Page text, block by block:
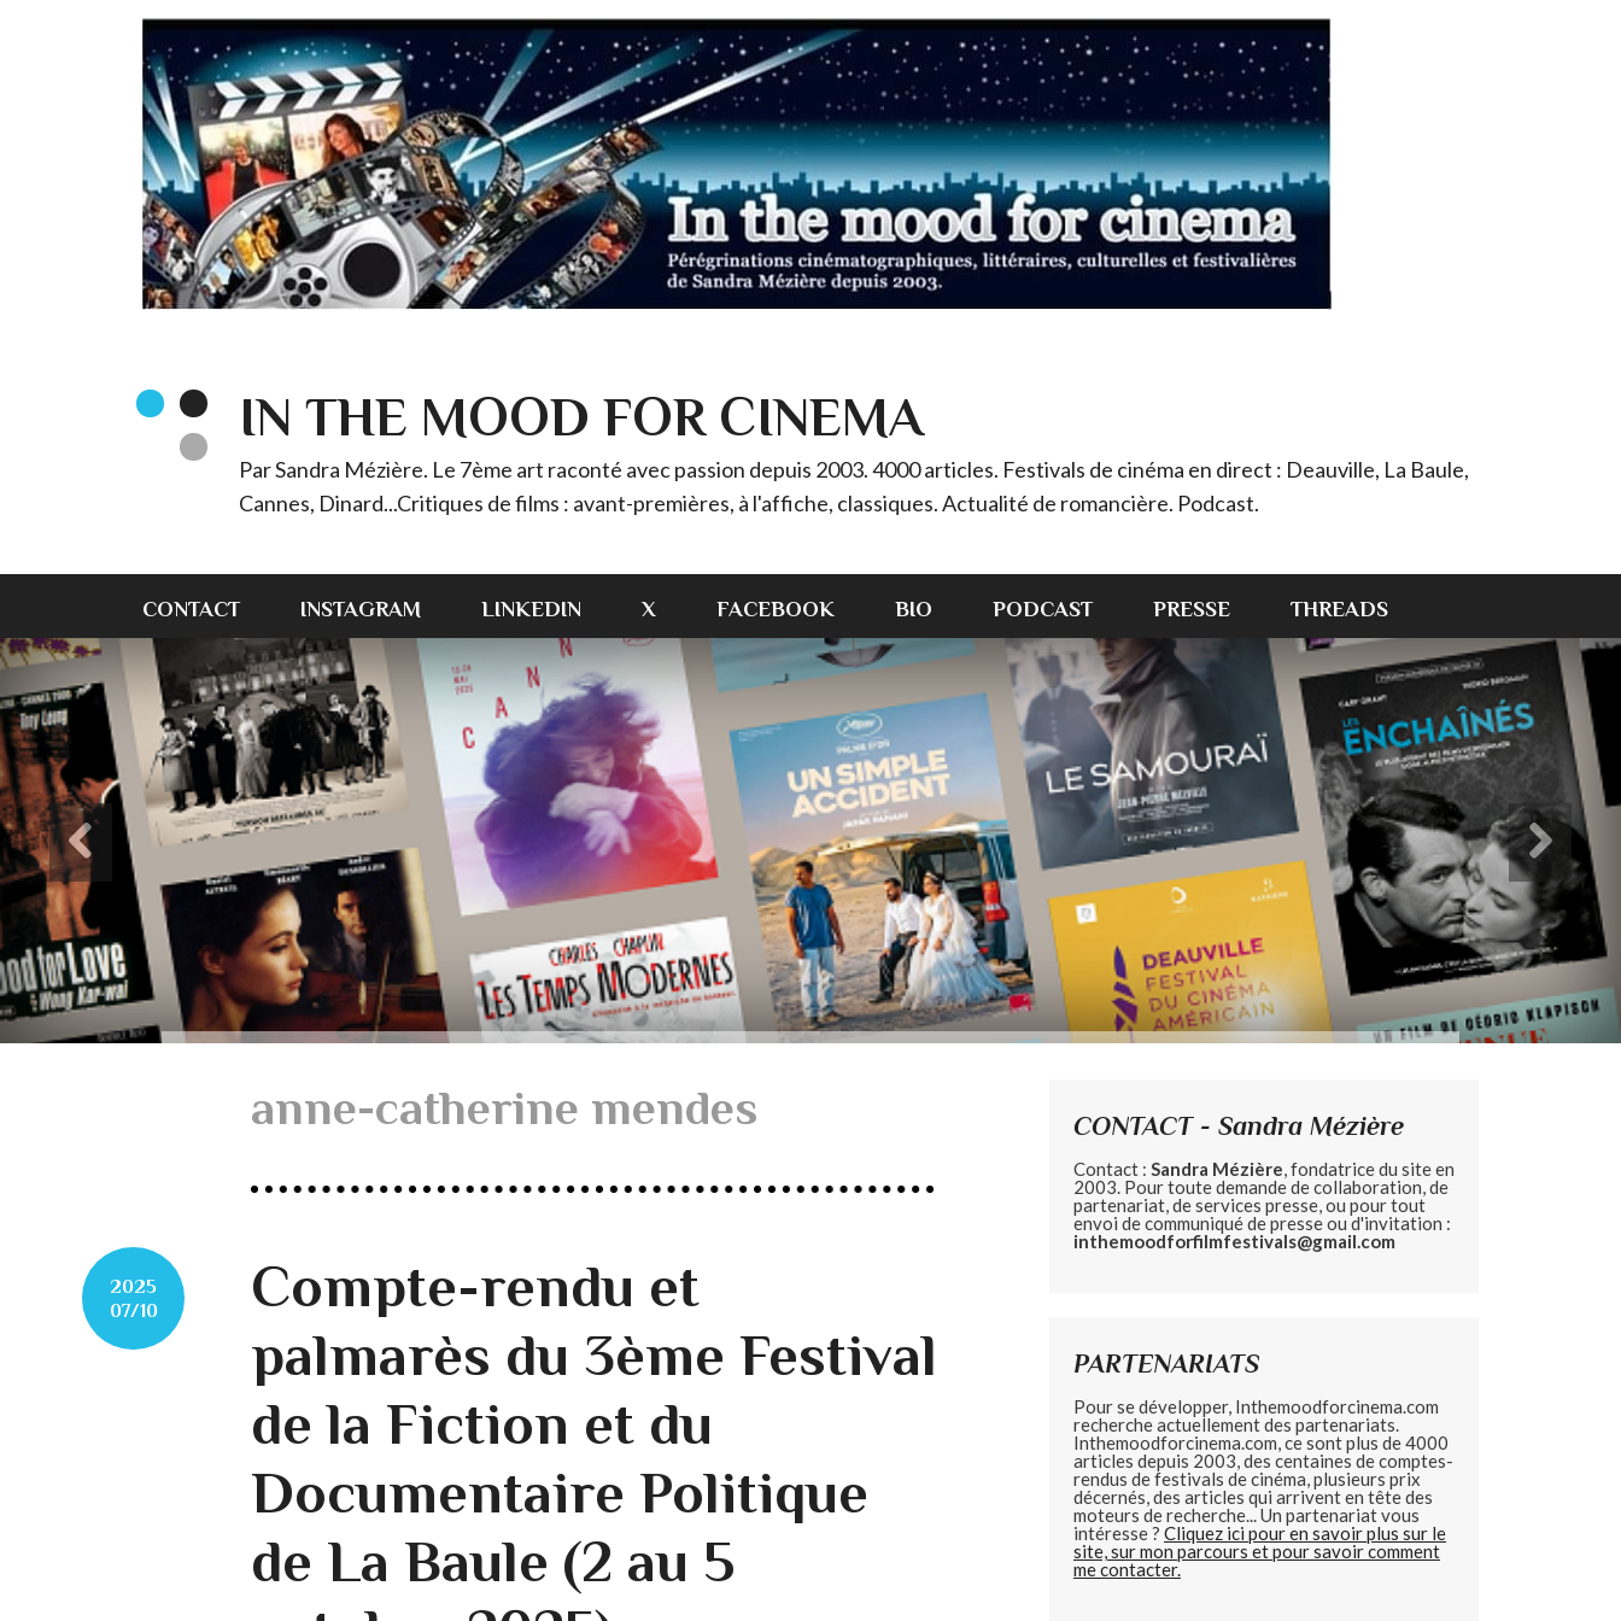
IN THE MOOD FOR CINEMA
Par Sandra Mézière. Le 7ème art raconté avec passion depuis 2003. 4000 articles. Festivals de cinéma en direct : Deauville, La Baule,
Cannes, Dinard...Critiques de films : avant-premières, à l'affiche, classiques. Actualité de romancière. Podcast.
CONTACT INSTAGRAM LINKEDIN X FACEBOOK BIO PODCAST PRESSE THREADS
anne-catherine mendes
2025
07/10
Compte-rendu et
palmarès du 3ème Festival
de la Fiction et du
Documentaire Politique
de La Baule (2 au 5
CONTACT - Sandra Mézière
Contact : Sandra Mézière, fondatrice du site en
2003. Pour toute demande de collaboration, de
partenariat, de services presse, ou pour tout
envoi de communiqué de presse ou d'invitation :
inthemoodforfilmfestivals@gmail.com
PARTENARIATS
Pour se développer, Inthemoodforcinema.com
recherche actuellement des partenariats.
Inthemoodforcinema.com, ce sont plus de 4000
articles depuis 2003, des centaines de comptes-
rendus de festivals de cinéma, plusieurs prix
décernés, des articles qui arrivent en tête des
moteurs de recherche... Un partenariat vous
intéresse ? Cliquez ici pour en savoir plus sur le
site, sur mon parcours et pour savoir comment
me contacter.